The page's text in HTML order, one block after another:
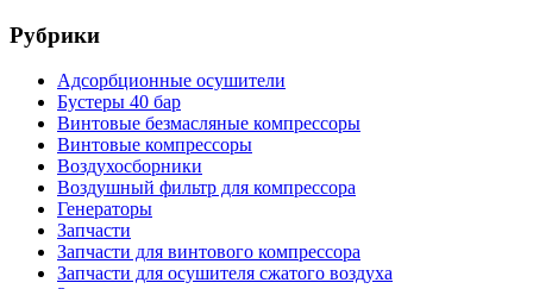
Рубрики
Адсорбционные осушители
Бустеры 40 бар
Винтовые безмасляные компрессоры
Винтовые компрессоры
Воздухосборники
Воздушный фильтр для компрессора
Генераторы
Запчасти
Запчасти для винтового компрессора
Запчасти для осушителя сжатого воздуха